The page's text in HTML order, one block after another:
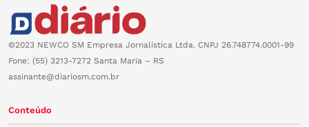
©2023 NEWCO SM Empresa Jornalística Ltda. CNPJ 26.748774.0001-99
Fone: (55) 3213-7272 Santa Maria – RS
assinante@diariosm.com.br
Conteúdo